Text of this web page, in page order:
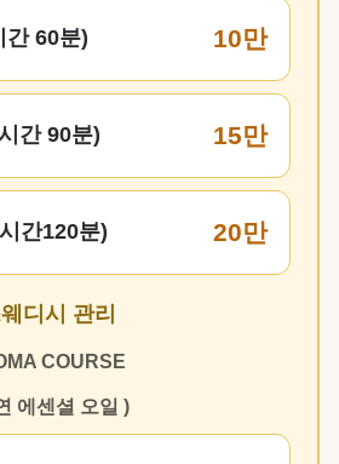
간 60분) 10만
간 90분) 15만
간120분) 20만
디시 관리
COURSE
에센셜 오일 )